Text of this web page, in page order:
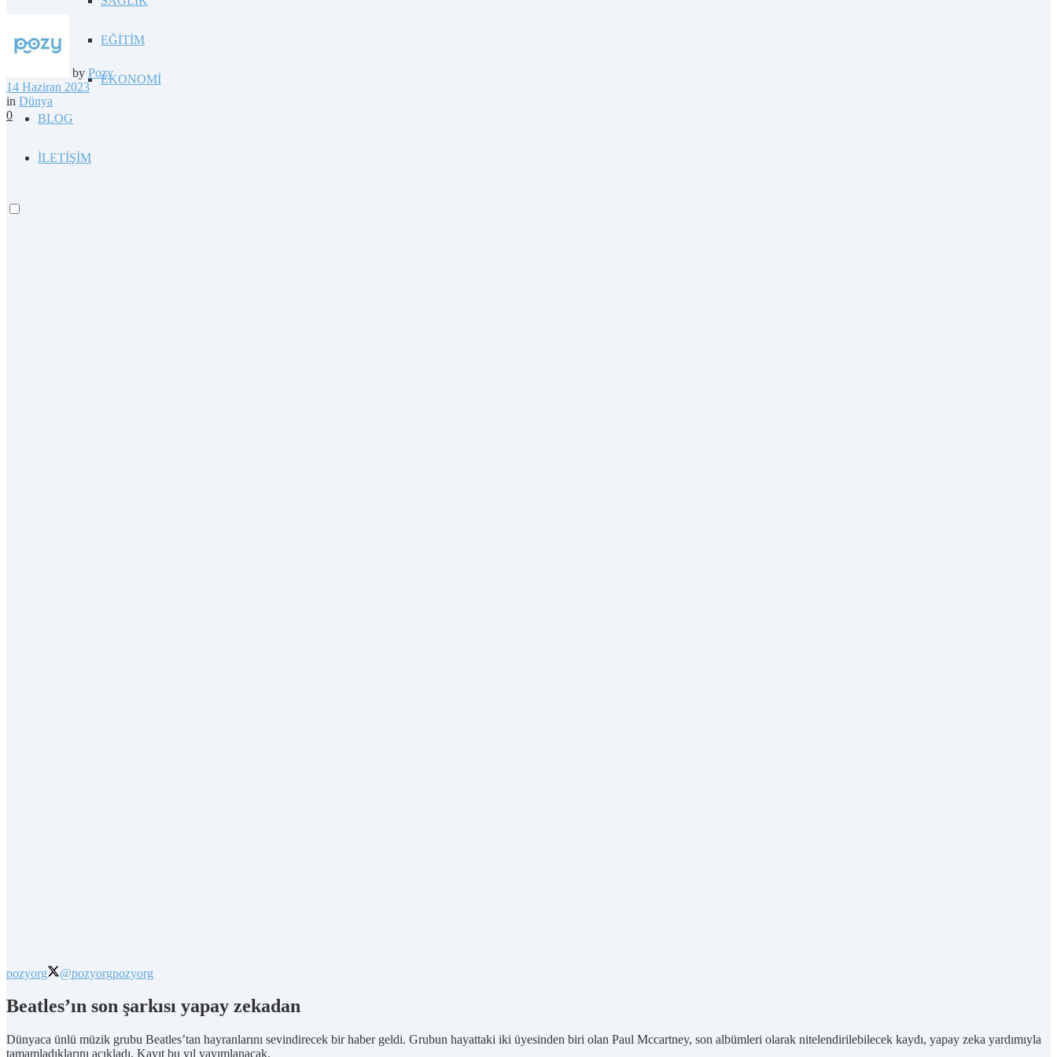
EĞİTİM
EKONOMİ
BLOG
İLETİŞİM
by Pozy
14 Haziran 2023
in Dünya
0
pozyorg @pozyorgpozyorg
Beatles’ın son şarkısı yapay zekadan
Dünyaca ünlü müzik grubu Beatles’tan hayranlarını sevindirecek bir haber geldi. Grubun hayattaki iki üyesinden biri olan Paul Mccartney, son albümleri olarak nitelendirilebilecek kaydı, yapay zeka yardımıyla
tamamladıklarını açıkladı. Kayıt bu yıl yayımlanacak.